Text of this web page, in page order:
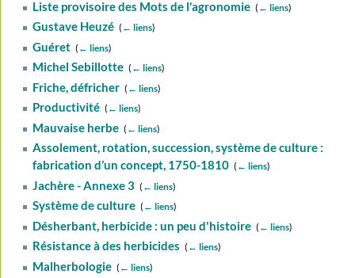
Liste provisoire des Mots de l'agronomie‎ ( ← liens)
Gustave Heuzé‎ ( ← liens)
Guéret‎ ( ← liens)
Michel Sebillotte‎ ( ← liens)
Friche, défricher‎ ( ← liens)
Productivité‎ ( ← liens)
Mauvaise herbe‎ ( ← liens)
Assolement, rotation, succession, système de culture :
fabrication d’un concept, 1750-1810‎ ( ← liens)
Jachère - Annexe 3‎ ( ← liens)
Système de culture‎ ( ← liens)
Désherbant, herbicide : un peu d'histoire‎ ( ← liens)
Résistance à des herbicides ( ← liens)
Malherbologie‎ ( ← liens)